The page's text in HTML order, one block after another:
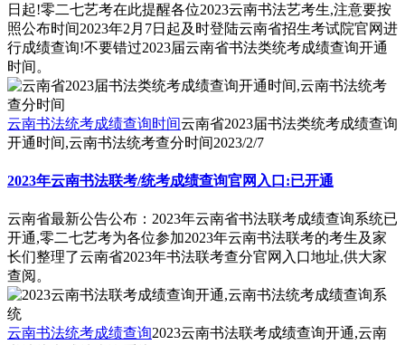
日起!零二七艺考在此提醒各位2023云南书法艺考生,注意要按
照公布时间2023年2月7日起及时登陆云南省招生考试院官网进
行成绩查询!不要错过2023届云南省书法类统考成绩查询开通
时间。
云南书法统考成绩查询时间云南省2023届书法类统考成绩查询
开通时间,云南书法统考查分时间2023/2/7
2023年云南书法联考/统考成绩查询官网入口:已开通
云南省最新公告公布：2023年云南省书法联考成绩查询系统已
开通,零二七艺考为各位参加2023年云南书法联考的考生及家
长们整理了云南省2023年书法联考查分官网入口地址,供大家
查阅。
云南书法统考成绩查询2023云南书法联考成绩查询开通,云南